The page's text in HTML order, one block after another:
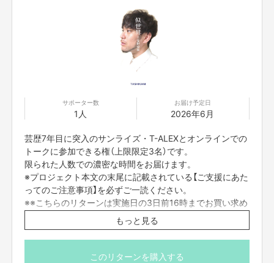
サポーター数
1人
お届け予定日
2026年6月
芸歴7年目に突入のサンライズ・T-ALEXとオンラインでの
トークに参加できる権（上限限定3名）です。
限られた人数での濃密な時間をお届けます。
※プロジェクト本文の末尾に記載されている【ご支援にあた
ってのご注意事項】を必ずご一読ください。
※※こちらのリターンは実施日の3日前16時までお買い求め
頂けます。)
もっと見る
このリターンを購入する